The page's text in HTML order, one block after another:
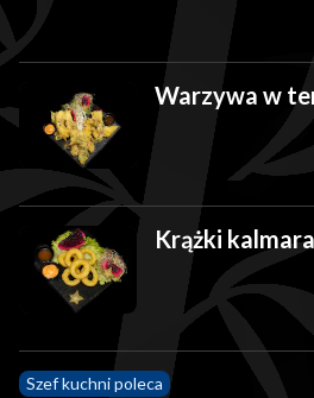
Warzywa w
Krążki
Szef kuchni poleca